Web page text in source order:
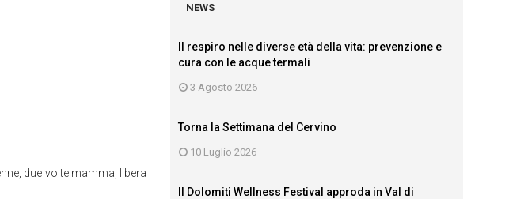
due volte mamma, libera
NEWS
Il respiro nelle diverse età della vita: prevenzione e
cura con le acque termali
3 Agosto 2026
Torna la Settimana del Cervino
10 Luglio 2026
Il Dolomiti Wellness Festival approda in Val di